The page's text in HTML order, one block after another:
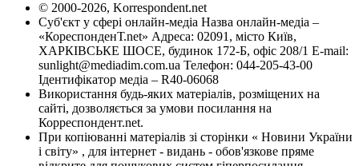
© 2000-2026, Korrespondent.net
Суб'єкт у сфері онлайн-медіа Назва онлайн-медіа –
«КореспонденТ.net» Адреса: 02091, місто Київ,
ХАРКІВСЬКЕ ШОСЕ, будинок 172-Б, офіс 208/1 E-mail:
sunlight@mediadim.com.ua Телефон: 044-205-43-00
Ідентифікатор медіа – R40-06068
Використання будь-яких матеріалів, розміщених на
сайті, дозволяється за умови посилання на
Корреспондент.net.
При копіюванні матеріалів зі сторінки « Новини України
і світу» , для інтернет - видань - обов'язкове пряме